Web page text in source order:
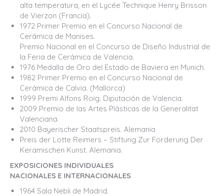
alta temperatura, en el Lycée Technique Henry Brisson
de Vierzon (Francia).
1972 Primer Premio en el Concurso Nacional de
Cerámica de Manises.
Premio Nacional en el Concurso de Diseño Industrial de
la Feria de Cerámica de Valencia.
1976 Medalla de Oro del Estado de Baviera en Munich.
1982 Primer Premio en el Concurso Nacional de
Cerámica de Calvia. (Mallorca)
1999 Premi Alfons Roig. Diputación de Valencia.
2009 Premio de las Artes Plásticas de la Generalitat
Valenciana.
2010 Bayerischer Staatspreis. Alemania
Preis der Lotte Reimers – Stiftung Zur Förderung Der
Keramischen Kunst. Alemania.
EXPOSICIONES INDIVIDUALES
NACIONALES E INTERNACIONALES
1964 Sala Nebli de Madrid.